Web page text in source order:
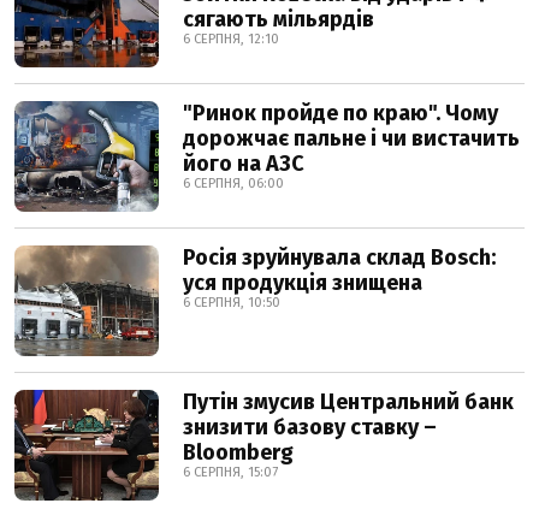
сягають мільярдів
6 СЕРПНЯ, 12:10
"Ринок пройде по краю". Чому
дорожчає пальне і чи вистачить
його на АЗС
6 СЕРПНЯ, 06:00
Росія зруйнувала склад Bosch:
уся продукція знищена
6 СЕРПНЯ, 10:50
Путін змусив Центральний банк
знизити базову ставку –
Bloomberg
6 СЕРПНЯ, 15:07